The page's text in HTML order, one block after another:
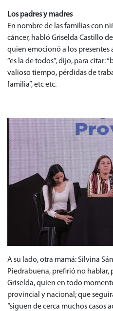
Los padres y madres
En nombre de las familias con
cáncer, habló Griselda Castillo
quien emocionó a los presentes
“es la de todos”, dijo, para citar:
valioso tiempo, pérdidas de
familia”, etc etc.
A su lado, otra mamá: Silvina
Piedrabuena, prefirió no hablar,
Griselda, quien en todo
provincial y nacional; que
“siguen de cerca muchos casos